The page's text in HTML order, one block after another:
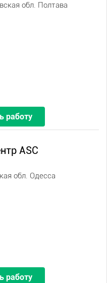
обл. Полтава
работу
ASC
обл. Одесса
работу